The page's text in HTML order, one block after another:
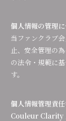
個人情報の管理
当ファンクラブ
止、安全管理の
の法令・規範に
す。
個人情報管理責
Couleur Clarity